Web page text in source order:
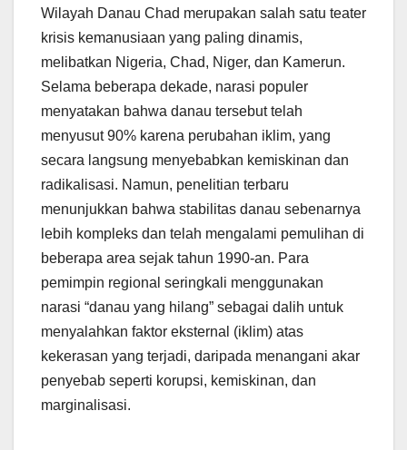
Wilayah Danau Chad merupakan salah satu teater
krisis kemanusiaan yang paling dinamis,
melibatkan Nigeria, Chad, Niger, dan Kamerun.
Selama beberapa dekade, narasi populer
menyatakan bahwa danau tersebut telah
menyusut 90% karena perubahan iklim, yang
secara langsung menyebabkan kemiskinan dan
radikalisasi. Namun, penelitian terbaru
menunjukkan bahwa stabilitas danau sebenarnya
lebih kompleks dan telah mengalami pemulihan di
beberapa area sejak tahun 1990-an. Para
pemimpin regional seringkali menggunakan
narasi “danau yang hilang” sebagai dalih untuk
menyalahkan faktor eksternal (iklim) atas
kekerasan yang terjadi, daripada menangani akar
penyebab seperti korupsi, kemiskinan, dan
marginalisasi.